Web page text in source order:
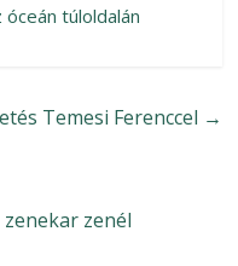
túloldalán
Temesi Ferenccel →
zenél